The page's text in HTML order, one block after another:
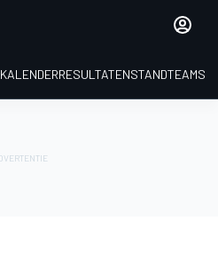
KALENDERRESULTATENSTANDTEAMS